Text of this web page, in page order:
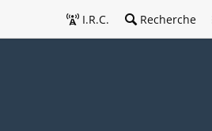
I.R.C. Recherche